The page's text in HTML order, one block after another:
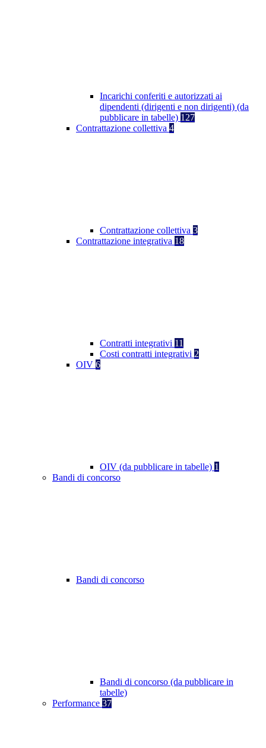
Incarichi conferiti e autorizzati ai
dipendenti (dirigenti e non dirigenti) (da
pubblicare in tabelle) 127
Contrattazione collettiva 4
Contrattazione collettiva 3
Contrattazione integrativa 18
Contratti integrativi 11
Costi contratti integrativi 2
OIV 6
OIV (da pubblicare in tabelle) 1
Bandi di concorso
Bandi di concorso
Bandi di concorso (da pubblicare in
tabelle)
Performance 37